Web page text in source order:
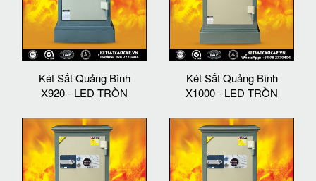
Két Sắt Quảng Bình
X920 - LED TRÒN
Két Sắt Quảng Bình
X1000 - LED TRÒN